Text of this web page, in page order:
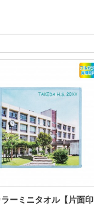
1個当たり
～
ーミニタオル【片面印